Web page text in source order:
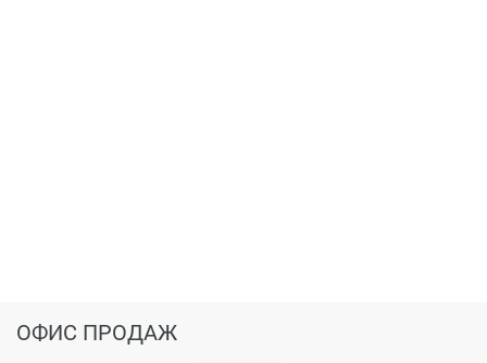
проекта получает дополнительную значимость за счёт
ограниченного выбора. Это формирует более
ОФИС ПРОДАЖ